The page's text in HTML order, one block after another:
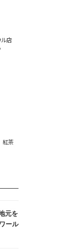
店
紅茶
元を
ール